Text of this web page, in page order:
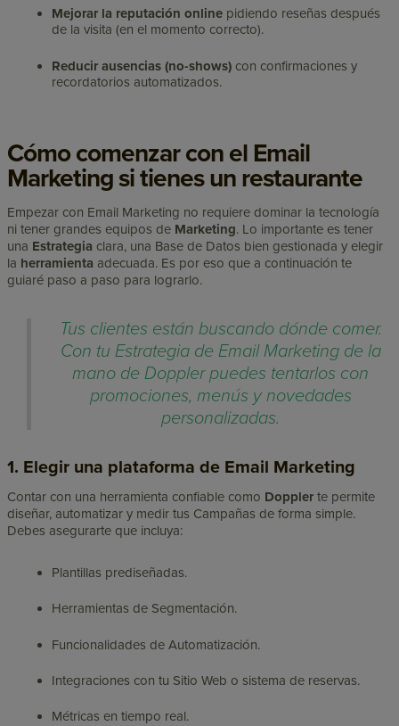
Mejorar la reputación online pidiendo reseñas después
de la visita (en el momento correcto).
Reducir ausencias (no-shows) con confirmaciones y
recordatorios automatizados.
Cómo comenzar con el Email
Marketing si tienes un restaurante
Empezar con Email Marketing no requiere dominar la tecnología
ni tener grandes equipos de Marketing. Lo importante es tener
una Estrategia clara, una Base de Datos bien gestionada y elegir
la herramienta adecuada. Es por eso que a continuación te
guiaré paso a paso para lograrlo.
Tus clientes están buscando dónde comer.
Con tu Estrategia de Email Marketing de la
mano de Doppler puedes tentarlos con
promociones, menús y novedades
personalizadas.
1. Elegir una plataforma de Email Marketing
Contar con una herramienta confiable como Dopplerte permite
diseñar, automatizar y medir tus Campañas de forma simple.
Debes asegurarte que incluya:
Plantillas prediseñadas.
Herramientas de Segmentación.
Funcionalidades de Automatización.
Integraciones con tu Sitio Web o sistema de reservas.
Métricas en tiempo real.